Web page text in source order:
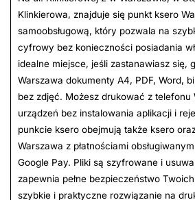
Klinkierowa, znajduje się punkt ksero
samoobsługową, który pozwala na
cyfrowy bez konieczności posiadania
idealne miejsce, jeśli zastanawiasz się,
Warszawa dokumenty A4, PDF, Word,
bez zdjęć. Możesz drukować z telefonu
urządzeń bez instalowania aplikacji i
punkcie ksero obejmują także ksero
Warszawa z płatnościami
Google Pay. Pliki są szyfrowane i
zapewnia pełne bezpieczeństwo
szybkie i praktyczne rozwiązanie na